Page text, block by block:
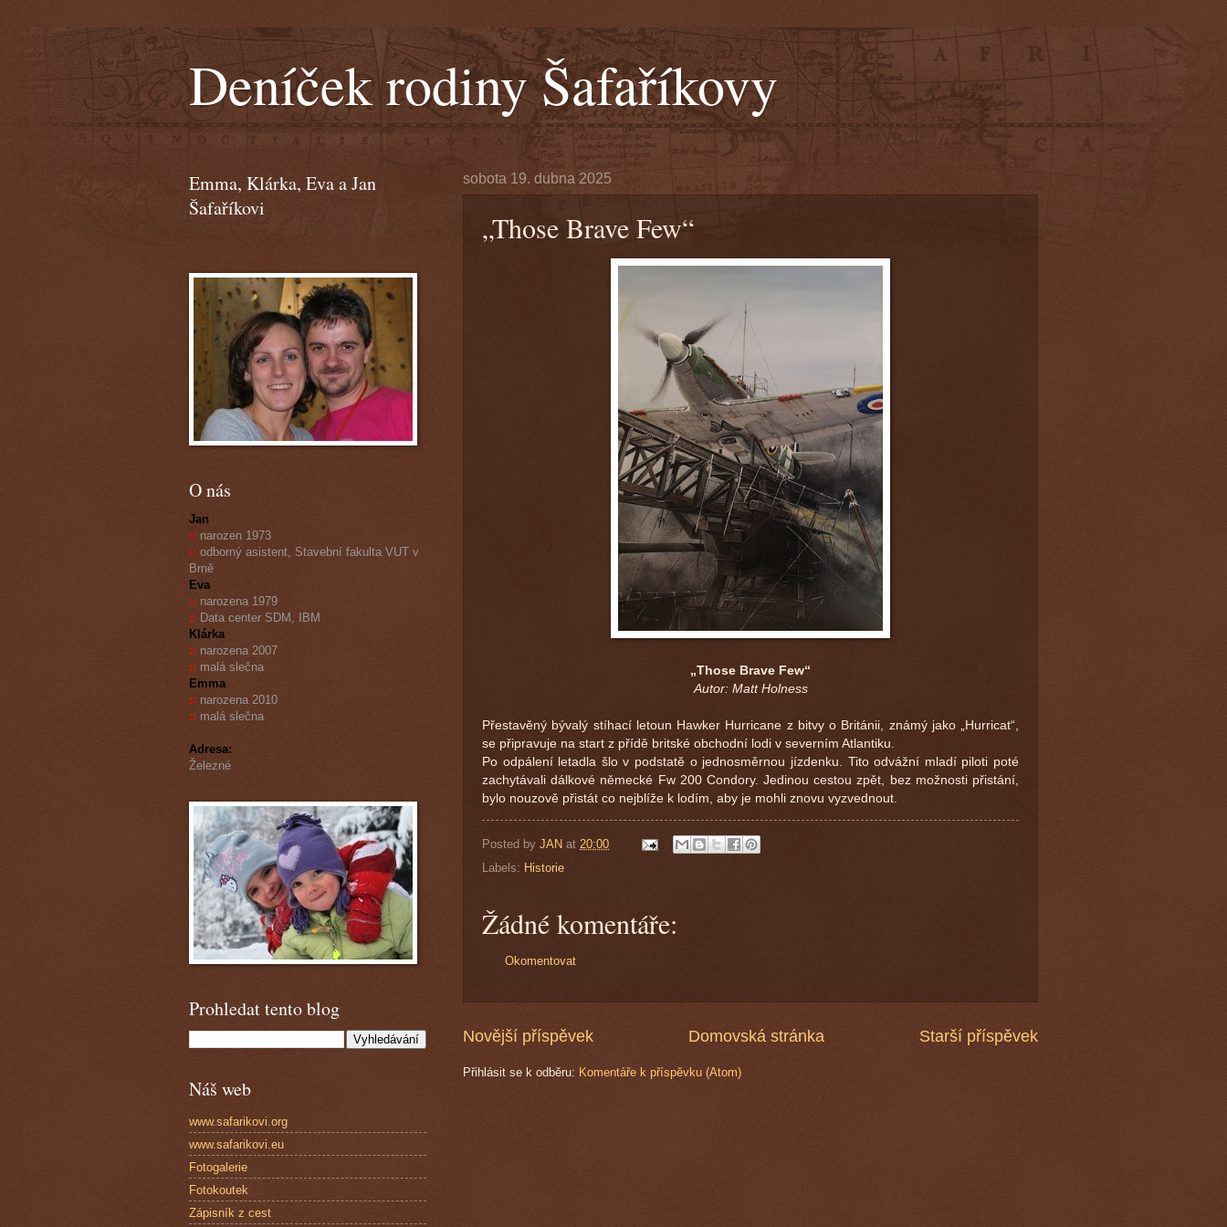
Deníček rodiny Šafaříkovy
sobota 19. dubna 2025
„Those Brave Few“
„Those Brave Few“
Autor: Matt Holness
Přestavěný bývalý stíhací letoun Hawker Hurricane z bitvy o Británii, známý jako „Hurricat“,
se připravuje na start z přídě britské obchodní lodi v severním Atlantiku.
Po odpálení letadla šlo v podstatě o jednosměrnou jízdenku. Tito odvážní mladí piloti poté
zachytávali dálkové německé Fw 200 Condory. Jedinou cestou zpět, bez možnosti přistání,
bylo nouzově přistát co nejblíže k lodím, aby je mohli znovu vyzvednout.
Posted by JAN at 20:00
Labels: Historie
Žádné komentáře:
Okomentovat
Novější příspěvek Starší příspěvek
Domovská stránka
Přihlásit se k odběru: Komentáře k příspěvku (Atom)
Emma, Klárka, Eva a Jan
Šafaříkovi
O nás
Jan
:: narozen 1973
:: odborný asistent, Stavební fakulta VUT v
Brně
Eva
:: narozena 1979
:: Data center SDM, IBM
Klárka
:: narozena 2007
:: malá slečna
Emma
:: narozena 2010
:: malá slečna
Adresa:
Železné
Prohledat tento blog
Náš web
www.safarikovi.org
www.safarikovi.eu
Fotogalerie
Fotokoutek
Zápisník z cest